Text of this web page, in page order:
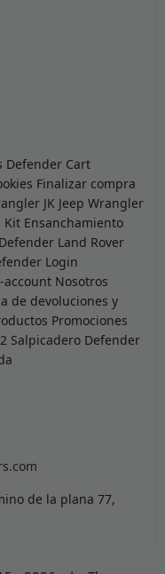
Defender Cart
Finalizar compra
JK Jeep Wrangler
Kit Ensanchamiento
Land Rover
Login
account Nosotros
de devoluciones y
Promociones
Salpicadero Defender
de la plana 77,